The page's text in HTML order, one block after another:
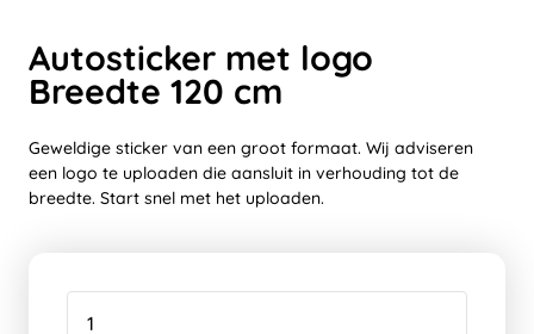
Autosticker met logo
Breedte 120 cm
Geweldige sticker van een groot formaat. Wij adviseren
een logo te uploaden die aansluit in verhouding tot de
breedte. Start snel met het uploaden.